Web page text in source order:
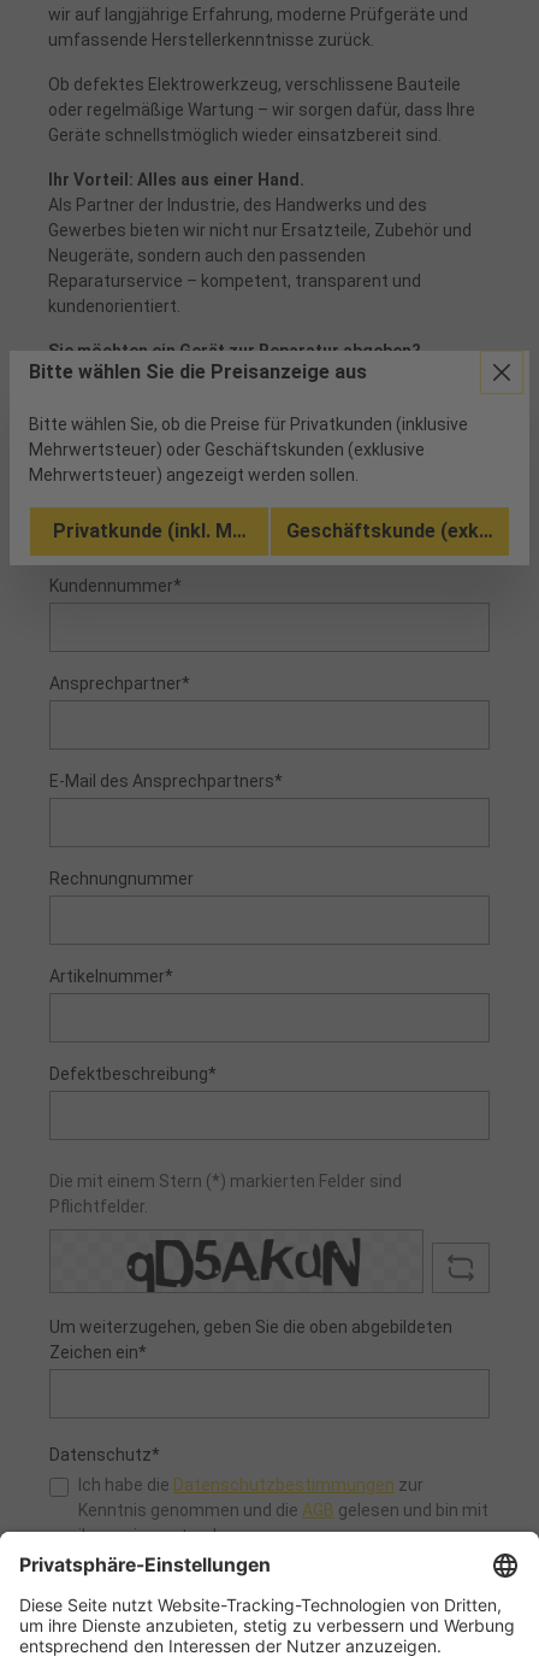
wir auf langjährige Erfahrung, moderne Prüfgeräte und
umfassende Herstellerkenntnisse zurück.
Ob defektes Elektrowerkzeug, verschlissene Bauteile
oder regelmäßige Wartung – wir sorgen dafür, dass Ihre
Geräte schnellstmöglich wieder einsatzbereit sind.
Ihr Vorteil: Alles aus einer Hand.
Als Partner der Industrie, des Handwerks und des
Gewerbes bieten wir nicht nur Ersatzteile, Zubehör und
Neugeräte, sondern auch den passenden
Reparaturservice – kompetent, transparent und
kundenorientiert.
Sie möchten ein Gerät zur Reparatur abgeben?
Unser Serviceteam steht Ihnen telefonisch, per E-Mail
beraten Sie gern!
Reparaturanfrage
Kundennummer*
Ansprechpartner*
E-Mail des Ansprechpartners*
Rechnungnummer
Artikelnummer*
Defektbeschreibung*
Die mit einem Stern (*) markierten Felder sind
Pflichtfelder.
Um weiterzugehen, geben Sie die oben abgebildeten
Zeichen ein*
Datenschutz*
Ich habe die Datenschutzbestimmungen zur
Kenntnis genommen und die AGB gelesen und bin mit
ihnen einverstanden.
Bitte wählen Sie die Preisanzeige aus
Bitte wählen Sie, ob die Preise für Privatkunden (inklusive
Mehrwertsteuer) oder Geschäftskunden (exklusive
Mehrwertsteuer) angezeigt werden sollen.
Privatkunde (inkl. MwSt.) Geschäftskunde (exkl.